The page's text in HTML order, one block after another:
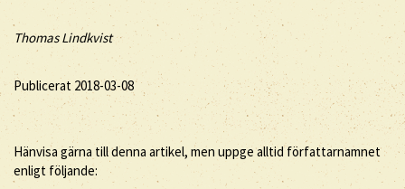
Thomas Lindkvist
Publicerat 2018-03-08
Hänvisa gärna till denna artikel, men uppge alltid författarnamnet
enligt följande: